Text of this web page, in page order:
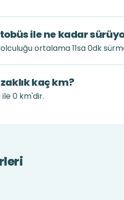
ile ne kadar
ortalama 11sa 0dk
kaç km?
0 km'dir.